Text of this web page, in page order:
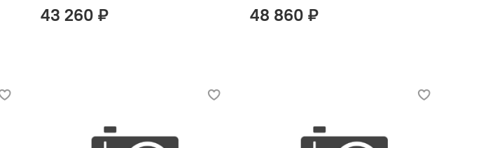
43 260 ₽ 48 860 ₽